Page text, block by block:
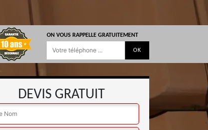
ON VOUS RAPPELLE GRATUITEMENT
DEVIS GRATUIT